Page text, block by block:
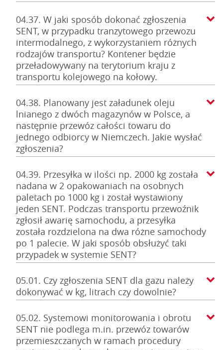
04.37. W jaki sposób dokonać zgłoszenia
SENT, w przypadku tranzytowego przewozu
intermodalnego, z wykorzystaniem różnych
rodzajów transportu? Kontener będzie
przeładowywany na terytorium kraju z
transportu kolejowego na kołowy.
04.38. Planowany jest załadunek oleju
lnianego z dwóch magazynów w Polsce, a
następnie przewóz całości towaru do
jednego odbiorcy w Niemczech. Jakie wysłać
zgłoszenia?
04.39. Przesyłka w ilości np. 2000 kg została
nadana w 2 opakowaniach na osobnych
paletach po 1000 kg i został wystawiony
jeden SENT. Podczas transportu przewoźnik
zgłosił awarię samochodu, a przesyłka
została rozdzielona na dwa różne samochody
po 1 palecie. W jaki sposób obsłużyć taki
przypadek w systemie SENT?
05.01. Czy zgłoszenia SENT dla gazu należy
dokonywać w kg, litrach czy dowolnie?
05.02. Systemowi monitorowania i obrotu
SENT nie podlega m.in. przewóz towarów
przemieszczanych w ramach procedury